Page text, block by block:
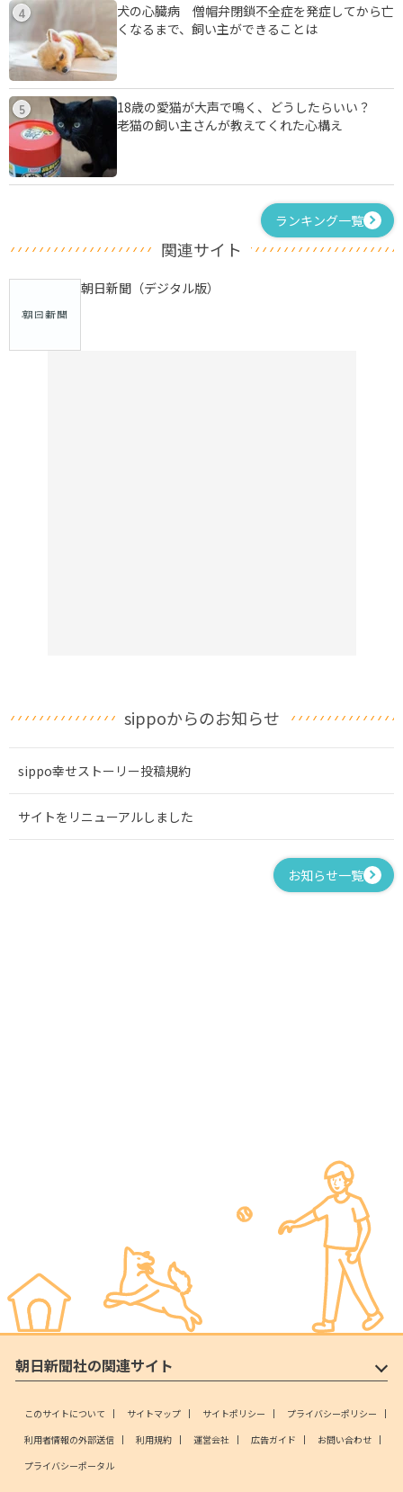
4
犬の心臓病 僧帽弁閉鎖不全症を発症してから亡
くなるまで、飼い主ができることは
5
18歳の愛猫が大声で鳴く、どうしたらいい？
老猫の飼い主さんが教えてくれた心構え
ランキング一覧
関連サイト
朝日新聞（デジタル版）
sippoからのお知らせ
sippo幸せストーリー投稿規約
サイトをリニューアルしました
お知らせ一覧
朝日新聞社の関連サイト
このサイトについて サイトマップ サイトポリシー
プライバシーポリシー
利用者情報の外部送信
利用規約 運営会社 広告ガイド
お問い合わせ
プライバシーポータル